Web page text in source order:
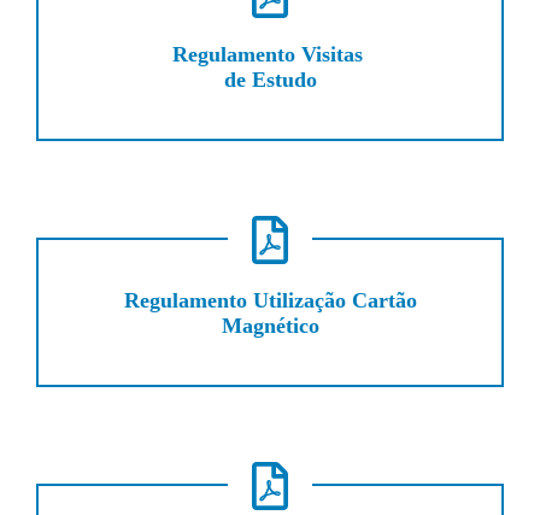
Regulamento Visitas
de Estudo
Regulamento Utilização Cartão
Magnético